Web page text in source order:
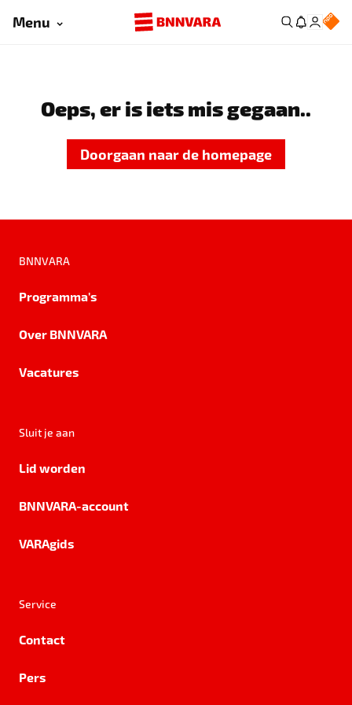
Menu
Oeps, er is iets mis gegaan..
Doorgaan naar de homepage
BNNVARA
Programma's
Over BNNVARA
Vacatures
Sluit je aan
Lid worden
BNNVARA-account
VARAgids
Service
Contact
Pers